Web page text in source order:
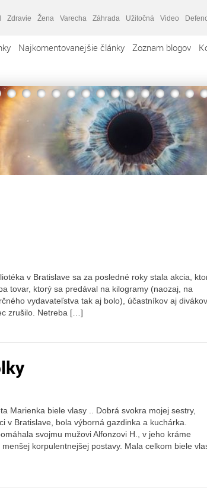
Zdravie Žena Varecha Záhrada Užitočná Video
Najkomentovanejšie články Zoznam blogov
v Bratislave sa za posledné roky stala akcia,
tovar, ktorý sa predával na kilogramy (naozaj, na
vydavateľstva tak aj bolo), účastníkov aj divákov
zrušilo. Netreba […]
Marienka biele vlasy .. Dobrá svokra mojej sestry,
v Bratislave, bola výborná gazdinka a kuchárka.
svojmu mužovi Alfonzovi H., v jeho kráme
korpulentnejšej postavy. Mala celkom biele